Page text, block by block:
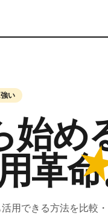
い
め
革命
用できる方法を比較